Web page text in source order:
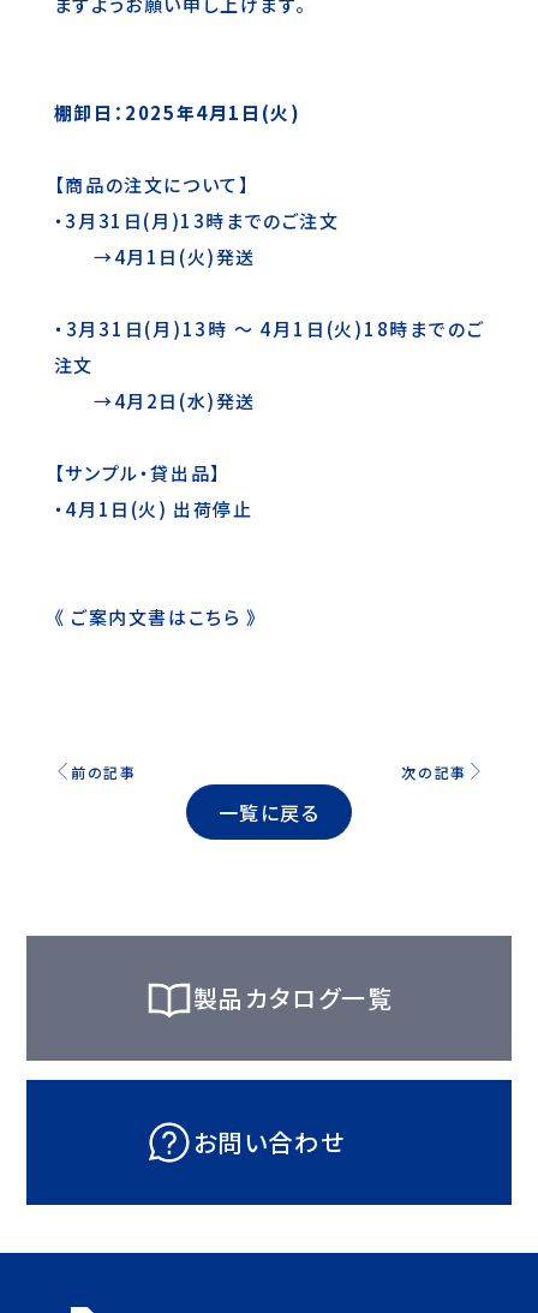
棚卸日：2025年4月1日(火)
【商品の注文について】
・3月31日(月)13時までのご注文
→4月1日(火)発送
・3月31日(月)13時 ～ 4月1日(火)18時までのご
注文
→4月2日(水)発送
【サンプル・貸出品】
・4月1日(火) 出荷停止
《 ご案内文書はこちら 》
前の記事
一覧に戻る
次の記事
製品カタログ一覧
お問い合わせ